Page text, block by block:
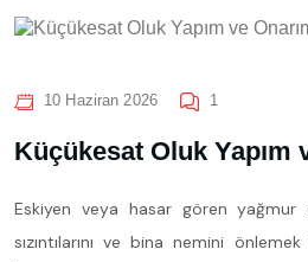
10 Haziran 2026 1
Küçükesat Oluk Yapım
Eskiyen veya hasar gören yağmur
sızıntılarını ve bina nemini